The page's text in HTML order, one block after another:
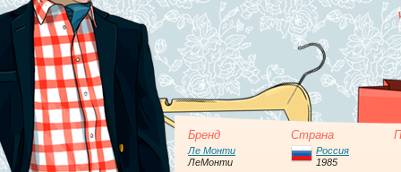
Бренд Страна
Ле Монти
ЛеМонти
Россия
1985